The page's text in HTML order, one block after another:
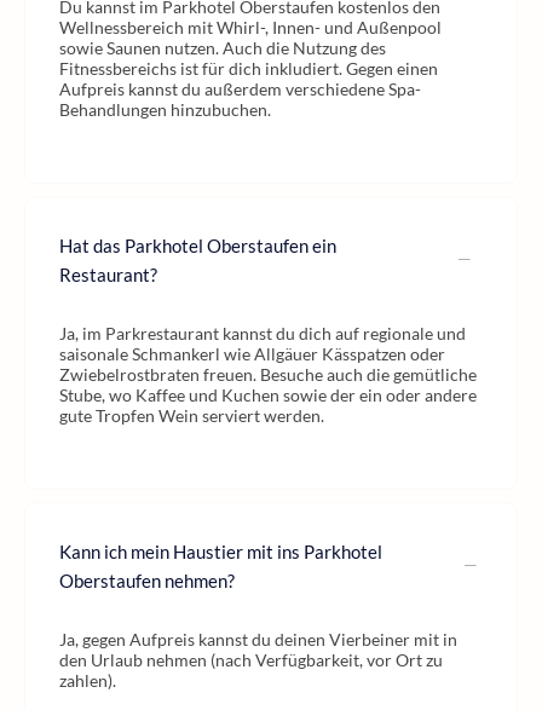
Du kannst im Parkhotel Oberstaufen kostenlos den
Wellnessbereich mit Whirl-, Innen- und Außenpool
sowie Saunen nutzen. Auch die Nutzung des
Fitnessbereichs ist für dich inkludiert. Gegen einen
Aufpreis kannst du außerdem verschiedene Spa-
Behandlungen hinzubuchen.
Hat das Parkhotel Oberstaufen ein
Restaurant?
Ja, im Parkrestaurant kannst du dich auf regionale und
saisonale Schmankerl wie Allgäuer Kässpatzen oder
Zwiebelrostbraten freuen. Besuche auch die gemütliche
Stube, wo Kaffee und Kuchen sowie der ein oder andere
gute Tropfen Wein serviert werden.
Kann ich mein Haustier mit ins Parkhotel
Oberstaufen nehmen?
Ja, gegen Aufpreis kannst du deinen Vierbeiner mit in
den Urlaub nehmen (nach Verfügbarkeit, vor Ort zu
zahlen).